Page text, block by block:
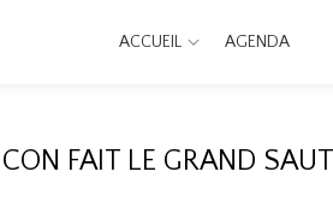
ACCUEIL AGENDA
FAIT LE GRAND